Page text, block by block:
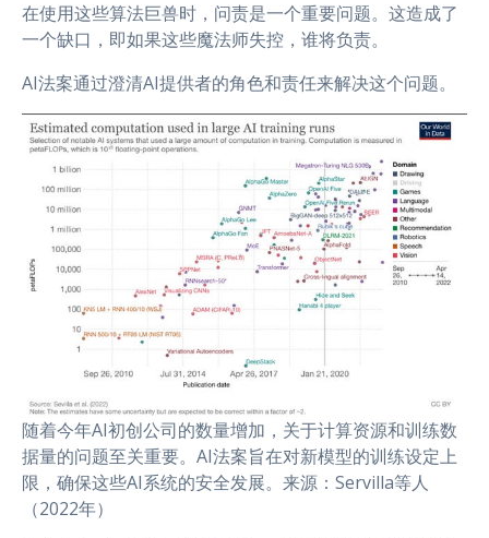
在使用这些算法巨兽时，问责是一个重要问题。这造成了
一个缺口，即如果这些魔法师失控，谁将负责。
AI法案通过澄清AI提供者的角色和责任来解决这个问题。
随着今年AI初创公司的数量增加，关于计算资源和训练数
据量的问题至关重要。AI法案旨在对新模型的训练设定上
限，确保这些AI系统的安全发展。来源：Servilla等人
（2022年）